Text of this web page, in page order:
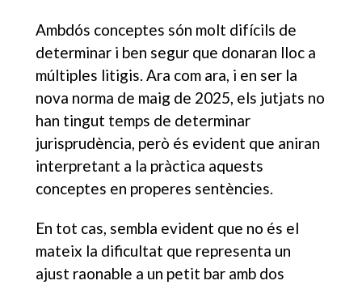
Ambdós conceptes són molt difícils de
determinar i ben segur que donaran lloc a
múltiples litigis. Ara com ara, i en ser la
nova norma de maig de 2025, els jutjats no
han tingut temps de determinar
jurisprudència, però és evident que aniran
interpretant a la pràctica aquests
conceptes en properes sentències.
En tot cas, sembla evident que no és el
mateix la dificultat que representa un
ajust raonable a un petit bar amb dos